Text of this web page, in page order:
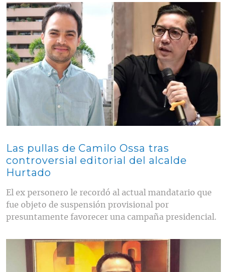
Contenido multimedia principal
Las pullas de Camilo Ossa tras
controversial editorial del alcalde
Hurtado
El ex personero le recordó al actual mandatario que
fue objeto de suspensión provisional por
presuntamente favorecer una campaña presidencial.
Contenido multimedia principal